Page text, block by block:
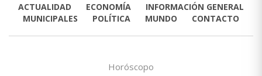
ACTUALIDAD ECONOMÍA
INFORMACIÓN GENERAL
MUNICIPALES
POLÍTICA MUNDO CONTACTO
Horóscopo